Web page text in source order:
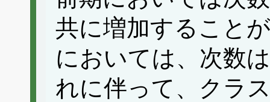
共に増加すること
においては、次数
れに伴って、クラ